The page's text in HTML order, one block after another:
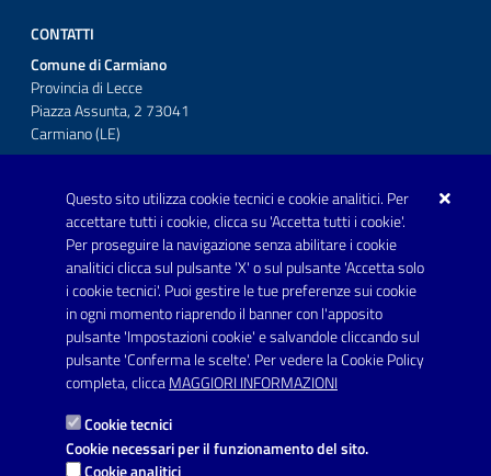
Questo sito utilizza cookie tecnici e cookie analitici. Per
accettare tutti i cookie, clicca su 'Accetta tutti i cookie'.
Per proseguire la navigazione senza abilitare i cookie
analitici clicca sul pulsante 'X' o sul pulsante 'Accetta solo
i cookie tecnici'. Puoi gestire le tue preferenze sui cookie
in ogni momento riaprendo il banner con l'apposito
pulsante 'Impostazioni cookie' e salvandole cliccando sul
pulsante 'Conferma le scelte'. Per vedere la Cookie Policy
completa, cliccaMAGGIORI INFORMAZIONI
Cookie tecnici
Cookie necessari per il funzionamento del sito.
Cookie analitici
CONTATTI
Comune di Carmiano
Provincia di Lecce
Piazza Assunta, 2 73041
Carmiano (LE)
Posta Elettronica Certificata:
protocollo.comunecarmiano@pec.rupar.puglia.it
URP - Ufficio Relazioni con il Pubblico
Link utili
Informativa privacy
Dichiarazione di accessibilità